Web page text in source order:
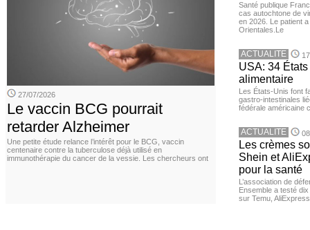
27/07/2026
Le vaccin BCG pourrait
retarder Alzheimer
Une petite étude relance l’intérêt pour le BCG, vaccin
centenaire contre la tuberculose déjà utilisé en
immunothérapie du cancer de la vessie. Les chercheurs ont
Santé publique
cas autochtone de
en 2026. Le patient
Orientales.Le
ACTUALITE
USA: 34
alimentaire
Les États-Unis font
gastro-intestinales
fédérale américaine
ACTUALITE
Les crèmes
Shein et
pour la santé
L’association de
Ensemble a testé
sur Temu,